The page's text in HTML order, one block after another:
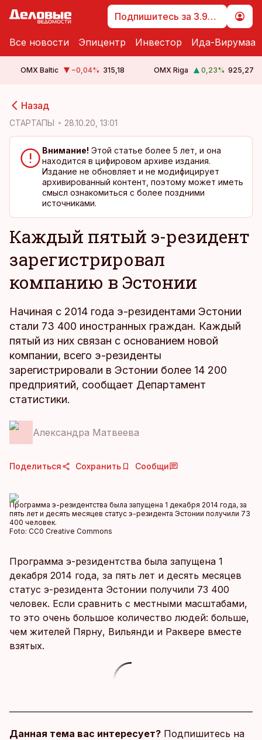
Подпишитесь за 3.99 €
Все новости Эпицентр Инвестор Ида-Вирумаа
OMX Baltic −0,04% 315,18 OMX Riga 0,23% 925,27
Назад
СТАРТАПЫ 28.10.20, 13:01
Внимание! Этой статье более 5 лет, и она
находится в цифировом архиве издания.
Издание не обновляет и не модифицирует
архивированный контент, поэтому может иметь
смысл ознакомиться с более поздними
источниками.
Каждый пятый э-резидент
зарегистрировал
компанию в Эстонии
Начиная с 2014 года э-резидентами Эстонии
стали 73 400 иностранных граждан. Каждый
пятый из них связан с основанием новой
компании, всего э-резиденты
зарегистрировали в Эстонии более 14 200
предприятий, сообщает Департамент
статистики.
Александра Матвеева
Поделиться Сохранить Сообщи
Программа э-резидентства была запущена 1 декабря 2014 года, за
пять лет и десять месяцев статус э-резидента Эстонии получили 73
400 человек.
Foto: CC0 Creative Commons
Программа э-резидентства была запущена 1
декабря 2014 года, за пять лет и десять месяцев
статус э-резидента Эстонии получили 73 400
человек. Если сравнить с местными масштабами,
то это очень большое количество людей: больше,
чем жителей Пярну, Вильянди и Раквере вместе
взятых.
Данная тема вас интересует? Подпишитесь на